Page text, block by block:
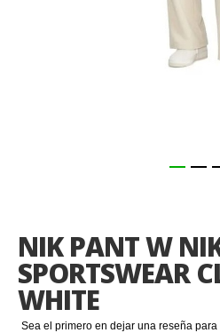
NIK PANT W
SPORTSWEAR
WHITE
Sea el primero en dejar una reseña para
de
la
galería
de
imágenes